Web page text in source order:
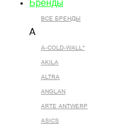
Бренды
ВСЕ БРЕНДЫ
A
A-COLD-WALL*
AKILA
ALTRA
ANGLAN
ARTE ANTWERP
ASICS